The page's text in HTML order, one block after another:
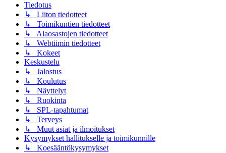
Tiedotus
↳ Liiton tiedotteet
↳ Toimikuntien tiedotteet
↳ Alaosastojen tiedotteet
↳ Webtiimin tiedotteet
↳ Kokeet
Keskustelu
↳ Jalostus
↳ Koulutus
↳ Näyttelyt
↳ Ruokinta
↳ SPL-tapahtumat
↳ Terveys
↳ Muut asiat ja ilmoitukset
Kysymykset hallitukselle ja toimikunnille
↳ Koesääntökysymykset